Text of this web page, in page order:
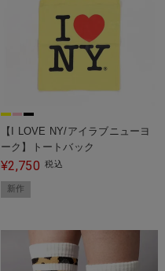
【I LOVE NY/アイラブニューヨ
ーク】トートバック
¥2,750 税込
新作